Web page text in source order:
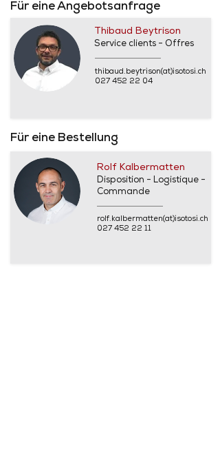
Für eine Angebotsanfrage
Thibaud Beytrison
Service clients - Offres
thibaud.beytrison(at)isotosi.ch
027 452 22 04
Für eine Bestellung
Rolf Kalbermatten
Disposition - Logistique -
Commande
rolf.kalbermatten(at)isotosi.ch
027 452 22 11